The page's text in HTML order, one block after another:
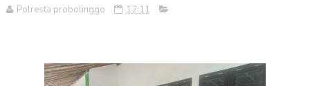
Polresta probolinggo 12:11